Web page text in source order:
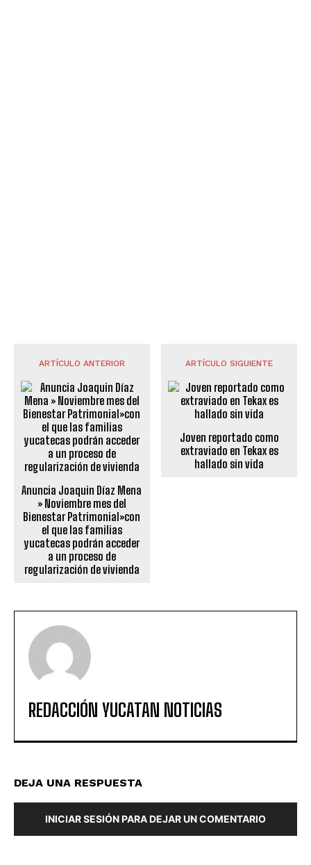
ARTÍCULO ANTERIOR
Anuncia Joaquin Díaz Mena
» Noviembre mes del
Bienestar Patrimonial»con
el que las familias
yucatecas podrán acceder
a un proceso de
regularización de vivienda
ARTÍCULO SIGUIENTE
Joven reportado como
extraviado en Tekax es
hallado sin vida
REDACCIÓN YUCATAN NOTICIAS
DEJA UNA RESPUESTA
INICIAR SESIÓN PARA DEJAR UN COMENTARIO